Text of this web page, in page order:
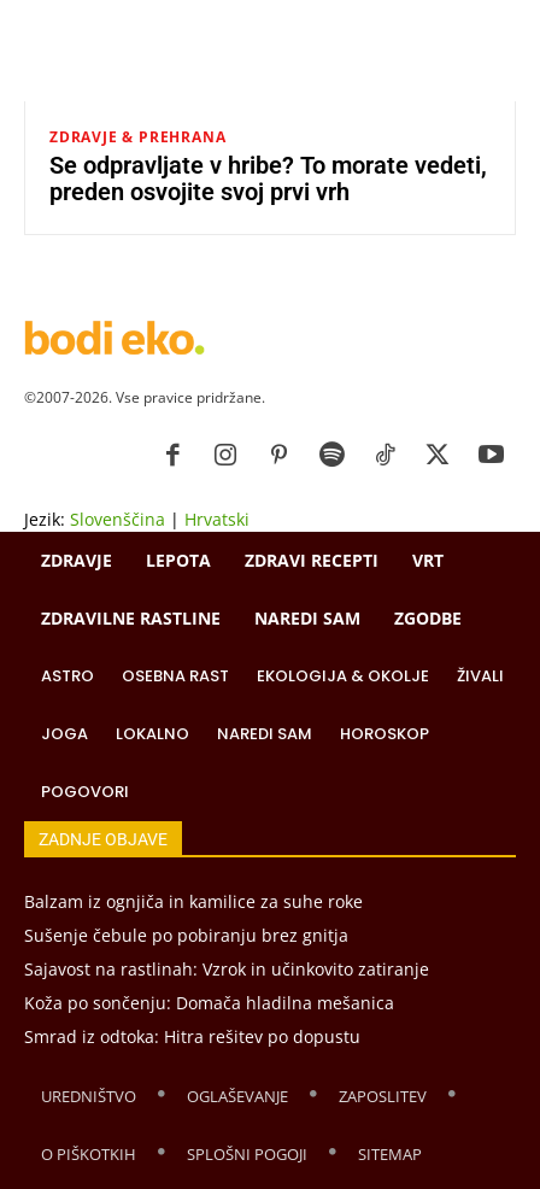
ZDRAVJE & PREHRANA
Se odpravljate v hribe? To morate vedeti,
preden osvojite svoj prvi vrh
©2007-2026. Vse pravice pridržane.
Jezik: Slovenščina | Hrvatski
ZDRAVJE
LEPOTA ZDRAVI RECEPTI VRT
ZDRAVILNE RASTLINE NAREDI SAM ZGODBE
ASTRO OSEBNA RAST EKOLOGIJA & OKOLJE ŽIVALI
JOGA LOKALNO NAREDI SAM HOROSKOP
POGOVORI
ZADNJE OBJAVE
Balzam iz ognjiča in kamilice za suhe roke
Sušenje čebule po pobiranju brez gnitja
Sajavost na rastlinah: Vzrok in učinkovito zatiranje
Koža po sončenju: Domača hladilna mešanica
Smrad iz odtoka: Hitra rešitev po dopustu
UREDNIŠTVO OGLAŠEVANJE ZAPOSLITEV
O PIŠKOTKIH SPLOŠNI POGOJI SITEMAP